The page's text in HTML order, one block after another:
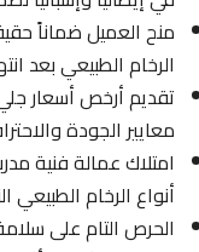
منح العميل ضماناً
الرخام الطبيعي بعد
تقديم أرخص أسعار جلي
معايير الجودة
امتلاك عمالة فنية
أنواع الرخام الطبيعي
الحرص التام على سلامة